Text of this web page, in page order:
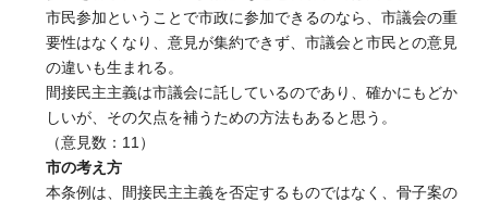
市民参加ということで市政に参加できるのなら、市議会の重
要性はなくなり、意見が集約できず、市議会と市民との意見
の違いも生まれる。
間接民主主義は市議会に託しているのであり、確かにもどか
しいが、その欠点を補うための方法もあると思う。
（意見数：11）
市の考え方
本条例は、間接民主主義を否定するものではなく、骨子案の